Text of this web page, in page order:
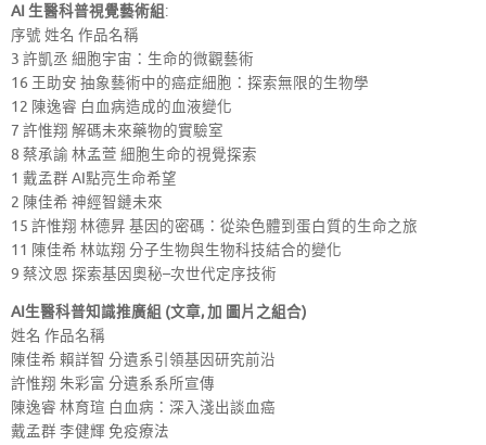
AI 生醫科普視覺藝術組 :
序號 姓名 作品名稱
3 許凱丞 細胞宇宙：生命的微觀藝術
16 王助安 抽象藝術中的癌症細胞：探索無限的生物學
12 陳逸睿 白血病造成的血液變化
7 許惟翔 解碼未來藥物的實驗室
8 蔡承諭 林孟萱 細胞生命的視覺探索
1 戴孟群 AI點亮生命希望
2 陳佳希 神經智鏈未來
15 許惟翔 林德昇 基因的密碼：從染色體到蛋白質的生命之旅
11 陳佳希 林竑翔 分子生物與生物科技結合的變化
9 蔡汶恩 探索基因奧秘–次世代定序技術
AI生醫科普知識推廣組 (文章, 加 圖片之組合)
姓名 作品名稱
陳佳希 賴詳智 分遺系引領基因研究前沿
許惟翔 朱彩富 分遺系系所宣傳
陳逸睿 林育瑄 白血病：深入淺出談血癌
戴孟群 李健輝 免疫療法